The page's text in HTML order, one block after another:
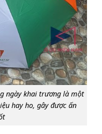
ngày khai trương là một
hay ho, gây được ấn